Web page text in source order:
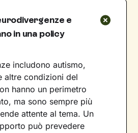
e
in una policy
includono autismo,
altre condizioni del
hanno un perimetro
ma sono sempre più
attente al tema. Un
può prevedere